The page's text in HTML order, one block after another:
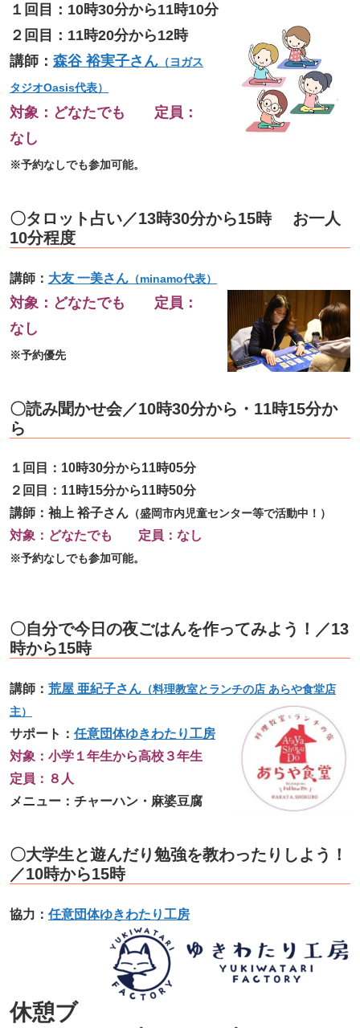
１回目：10時30分から11時10分
２回目：11時20分から12時
講師： 森谷 裕実子さん （ヨガス
タジオOasis代表）
対象：どなたでも 定員：
なし
※予約なしでも参加可能。
〇タロット占い／13時30分から15時 お一人
10分程度
講師： 大友 一美さん （minamo代表）
対象：どなたでも 定員：
なし
※予約優先
〇読み聞かせ会／10時30分から・11時15分か
ら
１回目：10時30分から11時05分
２回目：11時15分から11時50分
講師：袖上 裕子さん （盛岡市内児童センター等で活動中！）
対象：どなたでも 定員：なし
※予約なしでも参加可能。
〇自分で今日の夜ごはんを作ってみよう！／13
時から15時
講師： 荒屋 亜紀子さん （料理教室とランチの店 あらや食堂店
主）
サポート： 任意団体ゆきわたり工房
対象：小学１年生から高校３年生
定員：８人
メニュー：チャーハン・麻婆豆腐
〇大学生と遊んだり勉強を教わったりしよう！
／10時から15時
協力： 任意団体ゆきわたり工房
休憩ブ